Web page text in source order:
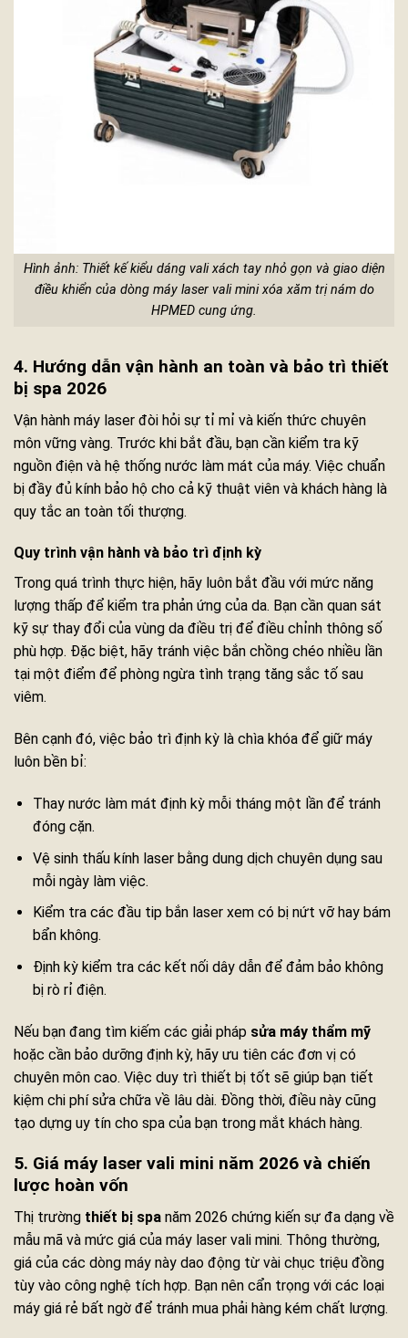
Hình ảnh: Thiết kế kiểu dáng vali xách tay nhỏ gọn và giao diện
điều khiển của dòng máy laser vali mini xóa xăm trị nám do
HPMED cung ứng.
4. Hướng dẫn vận hành an toàn và bảo trì thiết
bị spa 2026
Vận hành máy laser đòi hỏi sự tỉ mỉ và kiến thức chuyên
môn vững vàng. Trước khi bắt đầu, bạn cần kiểm tra kỹ
nguồn điện và hệ thống nước làm mát của máy. Việc chuẩn
bị đầy đủ kính bảo hộ cho cả kỹ thuật viên và khách hàng là
quy tắc an toàn tối thượng.
Quy trình vận hành và bảo trì định kỳ
Trong quá trình thực hiện, hãy luôn bắt đầu với mức năng
lượng thấp để kiểm tra phản ứng của da. Bạn cần quan sát
kỹ sự thay đổi của vùng da điều trị để điều chỉnh thông số
phù hợp. Đặc biệt, hãy tránh việc bắn chồng chéo nhiều lần
tại một điểm để phòng ngừa tình trạng tăng sắc tố sau
viêm.
Bên cạnh đó, việc bảo trì định kỳ là chìa khóa để giữ máy
luôn bền bỉ:
Thay nước làm mát định kỳ mỗi tháng một lần để tránh
đóng cặn.
Vệ sinh thấu kính laser bằng dung dịch chuyên dụng sau
mỗi ngày làm việc.
Kiểm tra các đầu tip bắn laser xem có bị nứt vỡ hay bám
bẩn không.
Định kỳ kiểm tra các kết nối dây dẫn để đảm bảo không
bị rò rỉ điện.
Nếu bạn đang tìm kiếm các giải pháp sửa máy thẩm mỹ
hoặc cần bảo dưỡng định kỳ, hãy ưu tiên các đơn vị có
chuyên môn cao. Việc duy trì thiết bị tốt sẽ giúp bạn tiết
kiệm chi phí sửa chữa về lâu dài. Đồng thời, điều này cũng
tạo dựng uy tín cho spa của bạn trong mắt khách hàng.
5. Giá máy laser vali mini năm 2026 và chiến
lược hoàn vốn
Thị trường thiết bị spa năm 2026 chứng kiến sự đa dạng về
mẫu mã và mức giá của máy laser vali mini. Thông thường,
giá của các dòng máy này dao động từ vài chục triệu đồng
tùy vào công nghệ tích hợp. Bạn nên cẩn trọng với các loại
máy giá rẻ bất ngờ để tránh mua phải hàng kém chất lượng.